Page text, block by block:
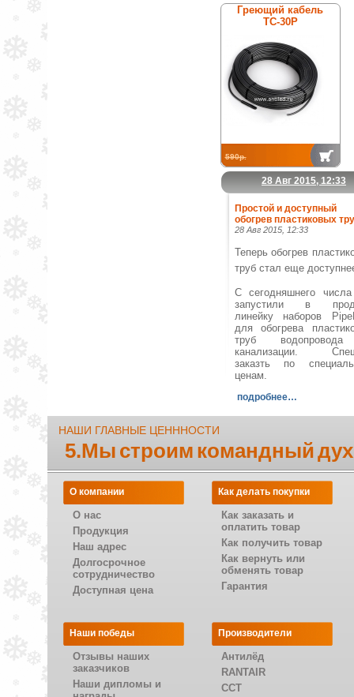
Греющий кабель
ТС-30Р
590р.
28 Авг 2015, 12:33
Простой и доступный
обогрев пластиковых
28 Авг 2015, 12:33
Теперь обогрев
труб стал еще
С сегодняшнего
запустили в
линейку наборов
для обогрева
труб
канализации.
заказть по
ценам.
подробнее…
НАШИ ГЛАВНЫЕ ЦЕНННОСТИ
5.Мы строим командный
О компании
О нас
Продукция
Наш адрес
Долгосрочное
сотрудничество
Доступная цена
Как делать покупки
Как заказать и
оплатить товар
Как получить товар
Как вернуть или
обменять товар
Гарантия
Наши победы
Отзывы наших
заказчиков
Наши дипломы и
Производители
Антилёд
RANTAIR
CCT